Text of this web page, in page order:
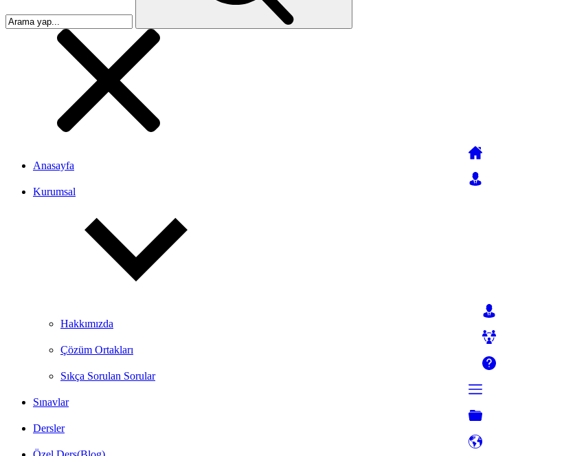
Anasayfa
Kurumsal
Hakkımızda
Çözüm Ortakları
Sıkça Sorulan Sorular
Sınavlar
Dersler